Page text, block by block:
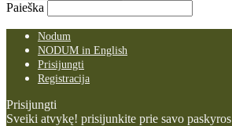
Paieška
Nodum
NODUM in English
Prisijungti
Registracija
Prisijungti
Sveiki atvykę! prisijunkite prie savo paskyros